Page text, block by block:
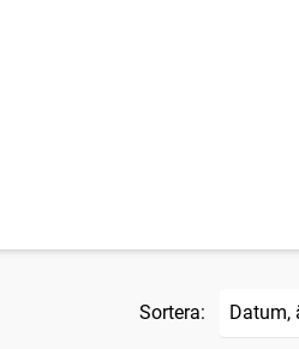
Sortera: